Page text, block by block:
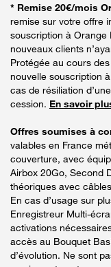
* Remise 20€/mois
remise sur votre offre
souscription à Orange
nouveaux clients
Protégée au cours
nouvelle souscription
cas de résiliation
cession. En savoir
Offres soumises à
valables en France
couverture, avec
Airbox 20Go, Second
théoriques avec
En cas d’usage sur
Enregistreur Multi-
activations
accès au Bouquet
d’évolution. Ne sont